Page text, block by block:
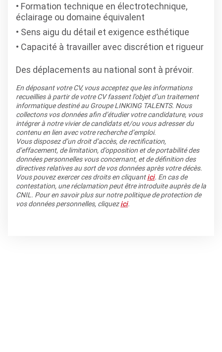
Formation technique en électrotechnique,
éclairage ou domaine équivalent
Sens aigu du détail et exigence esthétique
Capacité à travailler avec discrétion et rigueur
Des déplacements au national sont à prévoir.
En déposant votre CV, vous acceptez que les informations
recueillies à partir de votre CV fassent l’objet d’un traitement
informatique destiné au Groupe LINKING TALENTS. Nous
collectons vos données afin d’étudier votre candidature, vous
intégrer à notre vivier de candidats et/ou vous adresser du
contenu en lien avec votre recherche d’emploi.
Vous disposez d’un droit d’accès, de rectification,
d’effacement, de limitation, d’opposition et de portabilité des
données personnelles vous concernant, et de définition des
directives relatives au sort de vos données après votre décès.
Vous pouvez exercer ces droits en cliquantici. En cas de
contestation, une réclamation peut être introduite auprès de la
CNIL. Pour en savoir plus sur notre politique de protection de
vos données personnelles, cliquezici.